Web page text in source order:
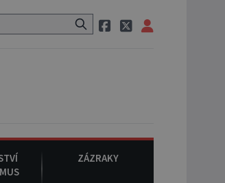
taxi, nasedne do něj a už ho nikdy nikdo
ZÁZRAKY